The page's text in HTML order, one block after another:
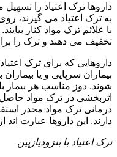
داروها ترک اعتیاد را
به ترک اعتیاد می گیرند،
با علائم ترک مواد کنار
تخفیف می دهند و ترک را
داروهایی که برای ترک
بیماران سرپایی و یا
شوند. دوز مناسب هر بیمار
اثربخشی در ترک مواد
درمانی ترک مواد مخدر
دارند. این داروها عبارت اند
ترک اعتیاد با بنزودیازپین